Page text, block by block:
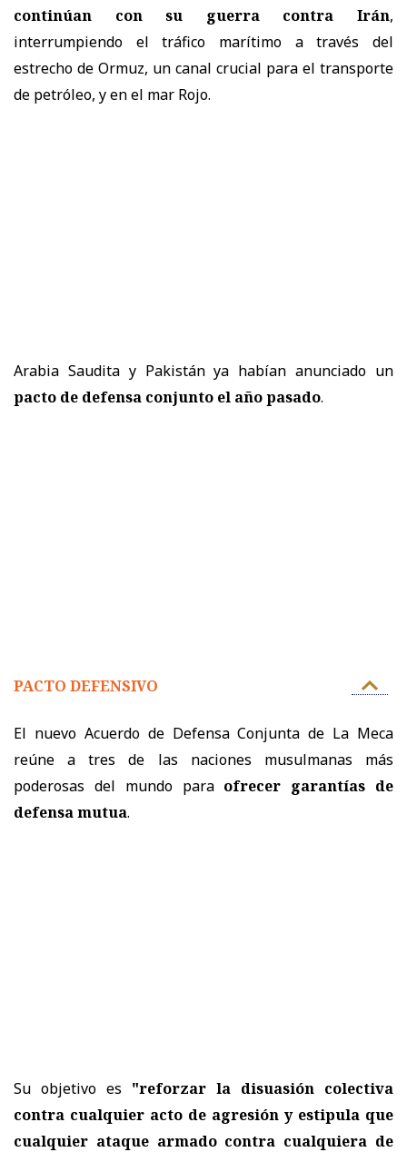
continúan con su guerra contra Irán,
interrumpiendo el tráfico marítimo a través del
estrecho de Ormuz, un canal crucial para el transporte
de petróleo, y en el mar Rojo.
Arabia Saudita y Pakistán ya habían anunciado un
pacto de defensa conjunto el año pasado.
PACTO DEFENSIVO
El nuevo Acuerdo de Defensa Conjunta de La Meca
reúne a tres de las naciones musulmanas más
poderosas del mundo para ofrecer garantías de
defensa mutua.
Su objetivo es "reforzar la disuasión colectiva
contra cualquier acto de agresión y estipula que
cualquier ataque armado contra cualquiera de